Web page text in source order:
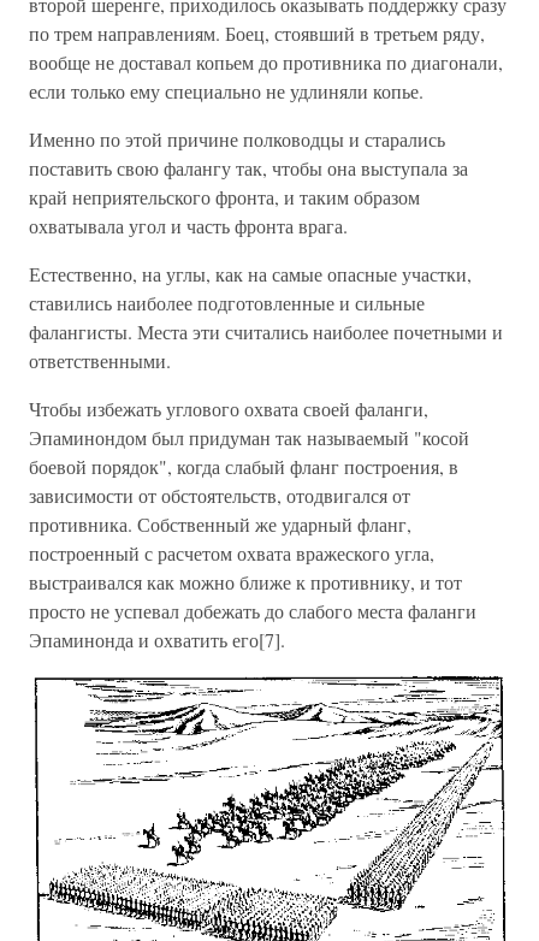
по трем направлениям. Боец, стоявший в третьем ряду,
вообще не доставал копьем до противника по диагонали,
если только ему специально не удлиняли копье.
Именно по этой причине полководцы и старались
поставить свою фалангу так, чтобы она выступала за
край неприятельского фронта, и таким образом
охватывала угол и часть фронта врага.
Естественно, на углы, как на самые опасные участки,
ставились наиболее подготовленные и сильные
фалангисты. Места эти считались наиболее почетными и
ответственными.
Чтобы избежать углового охвата своей фаланги,
Эпаминондом был придуман так называемый "косой
боевой порядок", когда слабый фланг построения, в
зависимости от обстоятельств, отодвигался от
противника. Собственный же ударный фланг,
построенный с расчетом охвата вражеского угла,
выстраивался как можно ближе к противнику, и тот
просто не успевал добежать до слабого места фаланги
Эпаминонда и охватить его[7].